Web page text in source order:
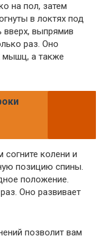
на пол, затем
в локтях под
вверх, выпрямив
раз. Оно
мышц, а также
согните колени и
позицию спины.
положение.
Оно развивает
позволит вам